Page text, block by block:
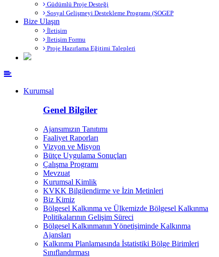
Güdümlü Proje Desteği
Sosyal Gelişmeyi Destekleme Programı (SOGEP
Bize Ulaşın
İletişim
İletişim Formu
Proje Hazırlama Eğitimi Talepleri
Kurumsal
Genel Bilgiler
Ajansımızın Tanıtımı
Faaliyet Raporları
Vizyon ve Misyon
Bütçe Uygulama Sonuçları
Çalışma Programı
Mevzuat
Kurumsal Kimlik
KVKK Bilgilendirme ve İzin Metinleri
Biz Kimiz
Bölgesel Kalkınma ve Ülkemizde Bölgesel Kalkınma
Politikalarının Gelişim Süreci
Bölgesel Kalkınmanın Yönetişiminde Kalkınma
Ajansları
Kalkınma Planlamasında İstatistiki Bölge Birimleri
Sınıflandırması